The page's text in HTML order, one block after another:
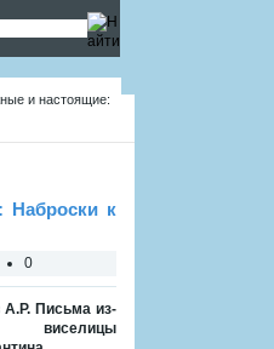
и настоящие:
Наброски к
0
Письма из-